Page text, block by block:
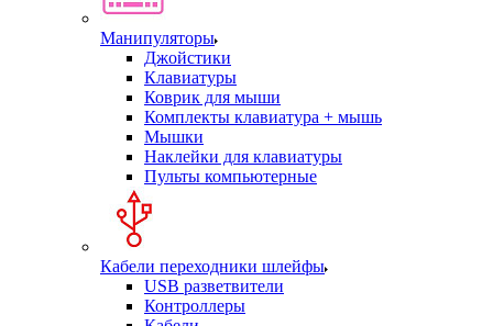
Манипуляторы
Джойстики
Клавиатуры
Коврик для мыши
Комплекты клавиатура + мышь
Мышки
Наклейки для клавиатуры
Пульты компьютерные
Кабели переходники шлейфы
USB разветвители
Контроллеры